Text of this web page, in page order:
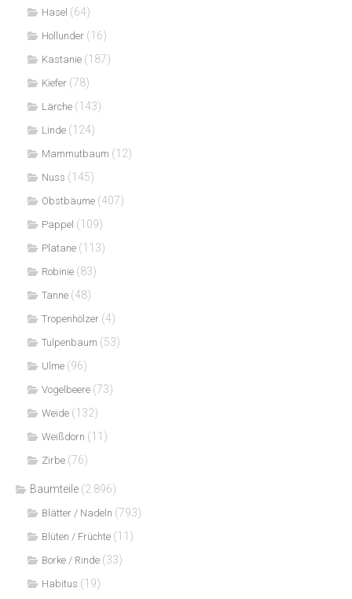
Hasel (64)
Hollunder (16)
Kastanie (187)
Kiefer (78)
Lärche (143)
Linde (124)
Mammutbaum (12)
Nuss (145)
Obstbäume (407)
Pappel (109)
Platane (113)
Robinie (83)
Tanne (48)
Tropenhölzer (4)
Tulpenbaum (53)
Ulme (96)
Vogelbeere (73)
Weide (132)
Weißdorn (11)
Zirbe (76)
Baumteile (2.896)
Blätter / Nadeln (793)
Blüten / Früchte (11)
Borke / Rinde (33)
Habitus (19)